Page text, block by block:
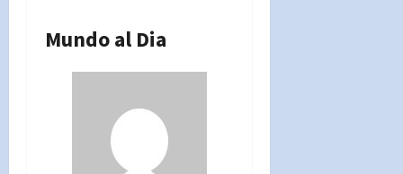
Mundo al Dia